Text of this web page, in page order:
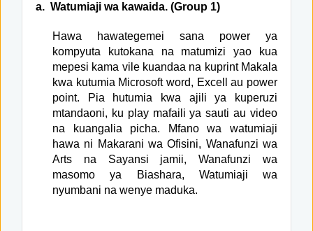
a. Watumiaji wa kawaida. (Group 1)
Hawa hawategemei sana power ya
kompyuta kutokana na matumizi yao kua
mepesi kama vile kuandaa na kuprint Makala
kwa kutumia Microsoft word, Excell au power
point. Pia hutumia kwa ajili ya kuperuzi
mtandaoni, ku play mafaili ya sauti au video
na kuangalia picha. Mfano wa watumiaji
hawa ni Makarani wa Ofisini, Wanafunzi wa
Arts na Sayansi jamii, Wanafunzi wa
masomo ya Biashara, Watumiaji wa
nyumbani na wenye maduka.